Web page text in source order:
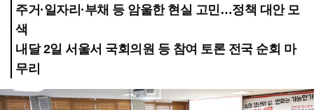
주거·일자리·부채 등 암울한 현실 고민…정책 대안 모
색
내달 2일 서울서 국회의원 등 참여 토론 전국 순회 마
무리